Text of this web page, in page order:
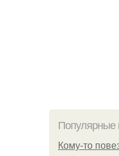
Популярные
Кому-то